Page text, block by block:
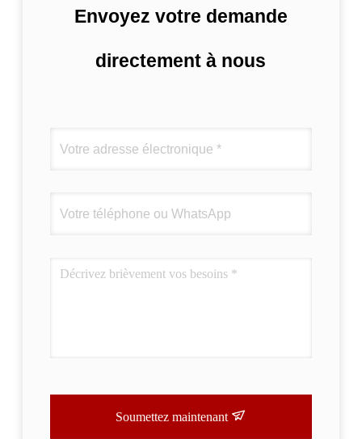
Envoyez votre demande
directement à nous
Soumettez maintenant